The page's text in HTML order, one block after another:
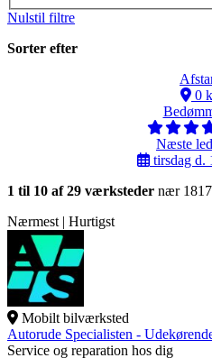
Nulstil filtre
Sorter efter
0
Næste
tirsdag d.
1 til 10 af 29 værksteder nær
Nærmest | Hurtigst
Mobilt bilværksted
Autorude Specialisten -
Service og reparation hos dig